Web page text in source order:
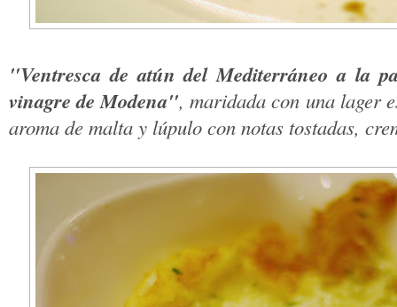
"Ventresca de atún del Mediterráneo a la
vinagre de Modena", maridada con una lager
aroma de malta y lúpulo con notas tostadas,